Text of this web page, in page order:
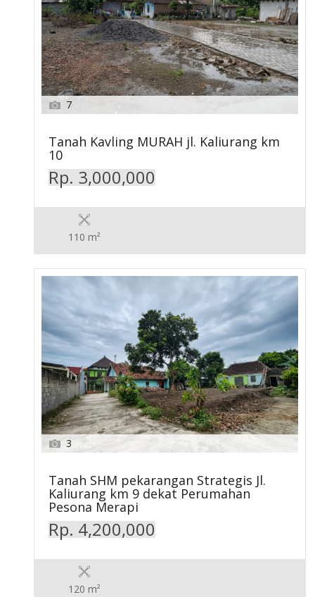
7
Tanah Kavling MURAH jl. Kaliurang km
10
Rp. 3,000,000
110 m²
3
Tanah SHM pekarangan Strategis Jl.
Kaliurang km 9 dekat Perumahan
Pesona Merapi
Rp. 4,200,000
120 m²